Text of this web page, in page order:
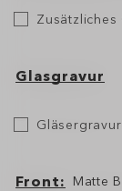
Zusätzliches
GlasZusätzliches
Glasgravur
Etch
Your
Front Matte